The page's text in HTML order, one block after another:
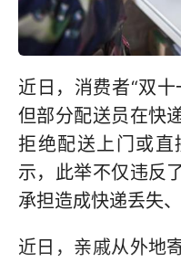
近日，消费者“双十
但部分配送员在快
拒绝配送上门或
示，此举不仅违反
承担造成快递丢失
近日，亲戚从外地